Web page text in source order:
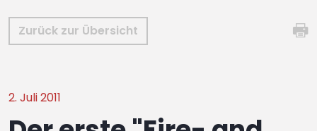
Zurück zur Übersicht
2. Juli 2011